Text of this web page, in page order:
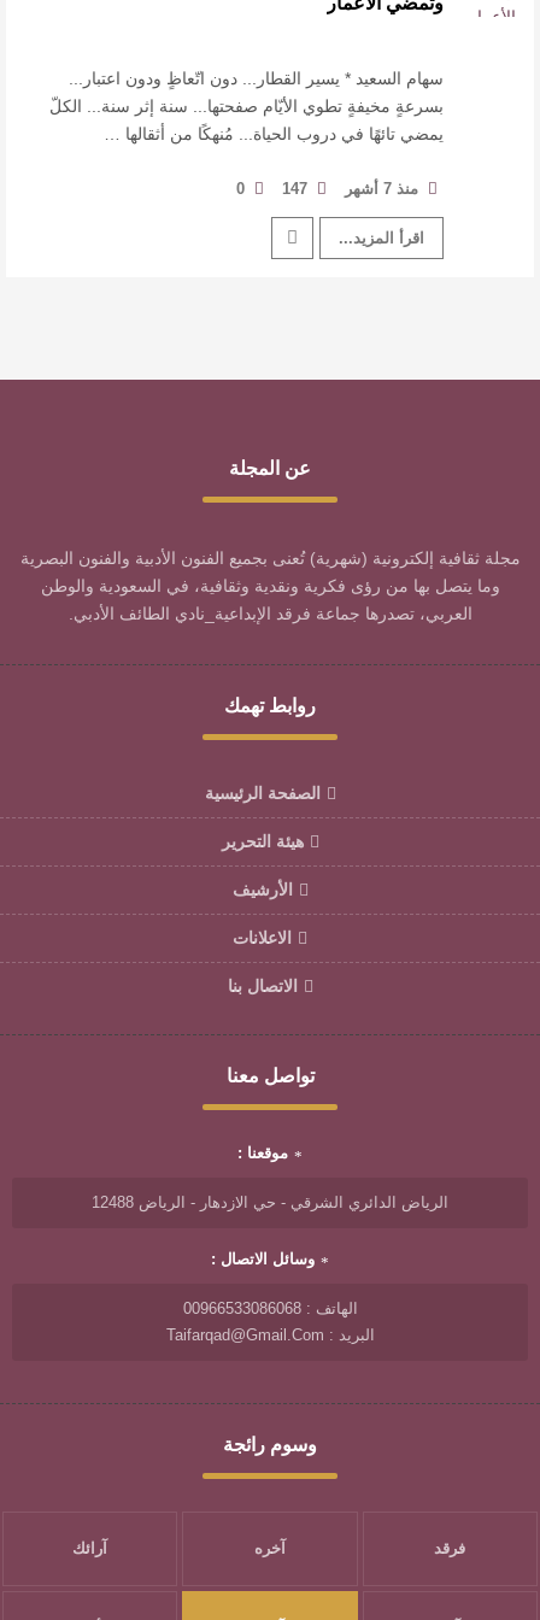
عتبات التأويل وقراءة التشكيل الصوفي والفلسفي
في “مملكة الله” للدكتور محمد بدوي
عنترة بن شداد… الشاعر الفارس
سهام السعيد * يسير القطار... دون اتّعاظٍ ودون اعتبار...
بسرعةٍ مخيفةٍ تطوي الأيّام صفحتها... سنة إثر سنة... الكلّ
يمضي تائهًا في دروب الحياة... مُنهكًا من أثقالها …
منذ 7 أشهر 147
0
اقرأ المزيد...
عن المجلة
مجلة ثقافية إلكترونية (شهرية) تُعنى بجميع الفنون الأدبية والفنون البصرية
وما يتصل بها من رؤى فكرية ونقدية وثقافية، في السعودية والوطن
العربي، تصدرها جماعة فرقد الإبداعية_نادي الطائف الأدبي.
روابط تهمك
الصفحة الرئيسية
هيئة التحرير
الأرشيف
الاعلانات
الاتصال بنا
تواصل معنا
موقعنا :
الرياض الدائري الشرقي - حي الازدهار - الرياض 12488
وسائل الاتصال :
الهاتف : 00966533086068
البريد : Taifarqad@gmail.com
وسوم رائجة
فرقد آخره آرائك